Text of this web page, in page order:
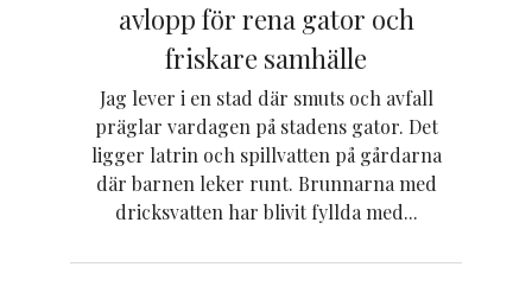
avlopp för rena gator och
friskare samhälle
Jag lever i en stad där smuts och avfall
präglar vardagen på stadens gator. Det
ligger latrin och spillvatten på gårdarna
där barnen leker runt. Brunnarna med
dricksvatten har blivit fyllda med...